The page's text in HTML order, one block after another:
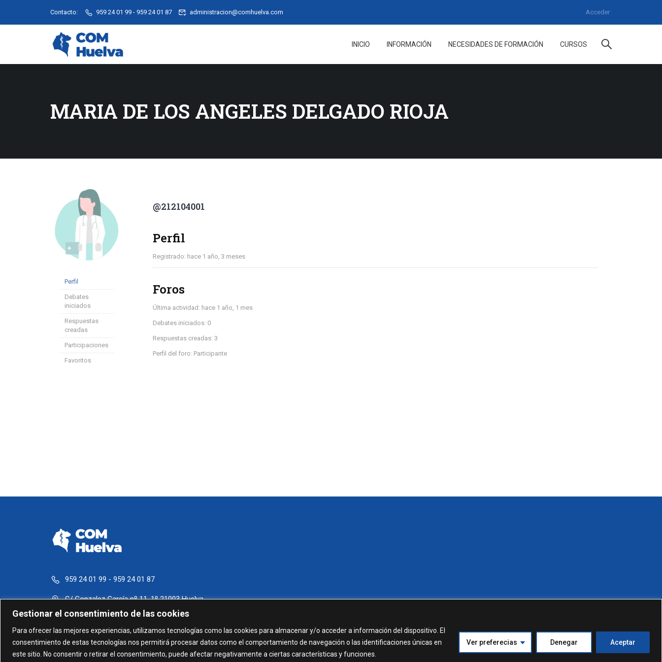
Gestionar el consentimiento de las cookies
Para ofrecer las mejores experiencias, utilizamos tecnologías como las cookies para almacenar y/o acceder a información del dispositivo. El
consentimiento de estas tecnologías nos permitirá procesar datos como el comportamiento de navegación o las identificaciones únicas en
este sitio. No consentir o retirar el consentimiento, puede afectar negativamente a ciertas características y funciones.
Ver preferecias Denegar Aceptar
Contacto: 959 24 01 99 - 959 24 01 87 administracion@comhuelva.com Acceder
INICIO INFORMACIÓN NECESIDADES DE FORMACIÓN CURSOS
MARIA DE LOS ANGELES DELGADO RIOJA
Perfil
Debates
iniciados
Respuestas
creadas
Participaciones
Favoritos
@212104001
Perfil
Registrado: hace 1 año, 3 meses
Foros
Última actividad: hace 1 año, 1 mes
Debates iniciados: 0
Respuestas creadas: 3
Perfil del foro: Participante
959 24 01 99 - 959 24 01 87
C/ Gonzalez García nº 11, 1º 21003 Huelva
administracion@comhuelva.com